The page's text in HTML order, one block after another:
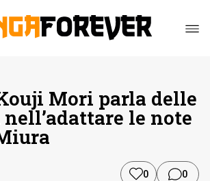
Mori parla delle
le note
0 0